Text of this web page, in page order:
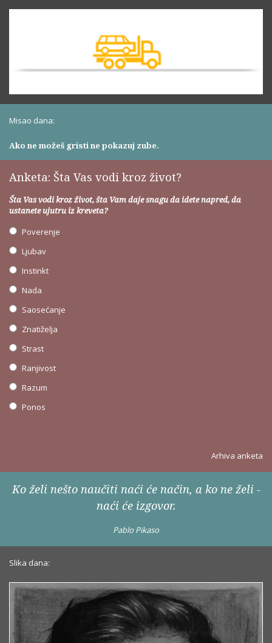
Misao dana:
Ako ne možeš gristi ne pokazuj zube.
Anketa: Šta Vas vodi kroz život?
Šta Vas vodi kroz život, šta Vam daje snagu da idete napred, da
ustanete ujutru iz kreveta?
Poverenje
Ljubav
Instinkt
Nada
Saosećanje
Znatiželja
Strast
Ranjivost
Razum
Ponos
Arhiva anketa
Ko želi nešto naučiti naći će način, a ko ne želi -
naći će izgovor.
Pablo Pikaso
Slika dana: